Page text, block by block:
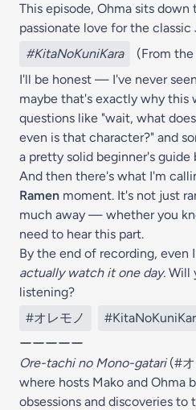
This episode, Ohma sits down
passionate love for the classic
#KitaNoKuniKara
(From
I'll be honest — I've never
maybe that's exactly why this
questions like "wait, what
even is that character?" and
a pretty solid beginner's
And then there's what I'm
Ramen moment. It's not just
much away — whether you
need to hear this part.
By the end of recording, even
actually watch it one day. Will
listening?
#オレモノ
ーーーーー
Ore-tachi no Mono-gatari(#オ
where hosts Mako and Ohma
obsessions and discoveries